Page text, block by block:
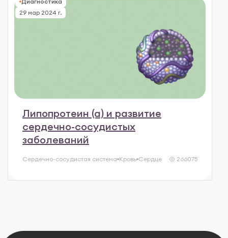
29 мар 2024 г.
Липопротеин (а) и развитие
сердечно-сосудистых
заболеваний
Сердечно-сосудистая система Кровь Сердце 266075